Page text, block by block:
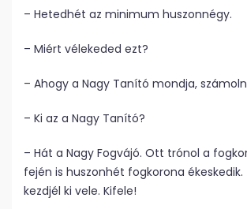
– Hetedhét az minimum huszonnégy.
– Miért vélekeded ezt?
– Ahogy a Nagy Tanító mondja,
– Ki az a Nagy Tanító?
– Hát a Nagy Fogvájó. Ott trónol a
fején is huszonhét fogkorona
kezdjél ki vele. Kifele!